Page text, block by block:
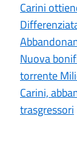
Carini
Nuova
torrente
Carini,
trasgressori